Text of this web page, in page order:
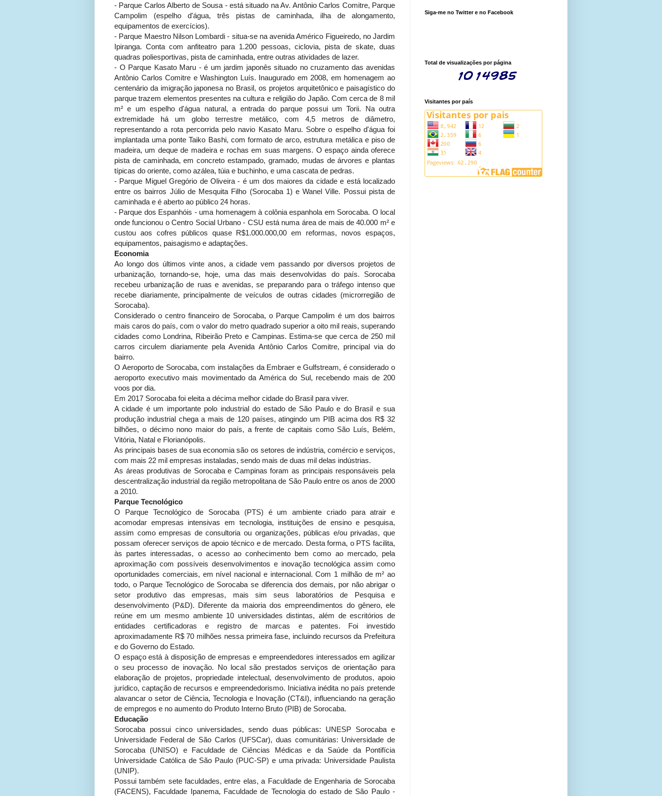
- Parque Carlos Alberto de Sousa - está situado na Av. Antônio Carlos Comitre, Parque
Campolim (espelho d'água, três pistas de caminhada, ilha de alongamento,
equipamentos de exercícios).
- Parque Maestro Nilson Lombardi - situa-se na avenida Américo Figueiredo, no Jardim
Ipiranga. Conta com anfiteatro para 1.200 pessoas, ciclovia, pista de skate, duas
quadras poliesportivas, pista de caminhada, entre outras atividades de lazer.
- O Parque Kasato Maru - é um jardim japonês situado no cruzamento das avenidas
Antônio Carlos Comitre e Washington Luís. Inaugurado em 2008, em homenagem ao
centenário da imigração japonesa no Brasil, os projetos arquitetônico e paisagístico do
parque trazem elementos presentes na cultura e religião do Japão. Com cerca de 8 mil
m² e um espelho d'água natural, a entrada do parque possui um Torii. Na outra
extremidade há um globo terrestre metálico, com 4,5 metros de diâmetro,
representando a rota percorrida pelo navio Kasato Maru. Sobre o espelho d'água foi
implantada uma ponte Taiko Bashi, com formato de arco, estrutura metálica e piso de
madeira, um deque de madeira e rochas em suas margens. O espaço ainda oferece
pista de caminhada, em concreto estampado, gramado, mudas de árvores e plantas
típicas do oriente, como azálea, túia e buchinho, e uma cascata de pedras.
- Parque Miguel Gregório de Oliveira - é um dos maiores da cidade e está localizado
entre os bairros Júlio de Mesquita Filho (Sorocaba 1) e Wanel Ville. Possui pista de
caminhada e é aberto ao público 24 horas.
- Parque dos Espanhóis - uma homenagem à colônia espanhola em Sorocaba. O local
onde funcionou o Centro Social Urbano - CSU está numa área de mais de 40.000 m² e
custou aos cofres públicos quase R$1.000.000,00 em reformas, novos espaços,
equipamentos, paisagismo e adaptações.
Economia
Ao longo dos últimos vinte anos, a cidade vem passando por diversos projetos de
urbanização, tornando-se, hoje, uma das mais desenvolvidas do país. Sorocaba
recebeu urbanização de ruas e avenidas, se preparando para o tráfego intenso que
recebe diariamente, principalmente de veículos de outras cidades (microrregião de
Sorocaba).
Considerado o centro financeiro de Sorocaba, o Parque Campolim é um dos bairros
mais caros do país, com o valor do metro quadrado superior a oito mil reais, superando
cidades como Londrina, Ribeirão Preto e Campinas. Estima-se que cerca de 250 mil
carros circulem diariamente pela Avenida Antônio Carlos Comitre, principal via do
bairro.
O Aeroporto de Sorocaba, com instalações da Embraer e Gulfstream, é considerado o
aeroporto executivo mais movimentado da América do Sul, recebendo mais de 200
voos por dia.
Em 2017 Sorocaba foi eleita a décima melhor cidade do Brasil para viver.
A cidade é um importante polo industrial do estado de São Paulo e do Brasil e sua
produção industrial chega a mais de 120 países, atingindo um PIB acima dos R$ 32
bilhões, o décimo nono maior do país, a frente de capitais como São Luís, Belém,
Vitória, Natal e Florianópolis.
As principais bases de sua economia são os setores de indústria, comércio e serviços,
com mais 22 mil empresas instaladas, sendo mais de duas mil delas indústrias.
As áreas produtivas de Sorocaba e Campinas foram as principais responsáveis pela
descentralização industrial da região metropolitana de São Paulo entre os anos de 2000
a 2010.
Parque Tecnológico
O Parque Tecnológico de Sorocaba (PTS) é um ambiente criado para atrair e
acomodar empresas intensivas em tecnologia, instituições de ensino e pesquisa,
assim como empresas de consultoria ou organizações, públicas e/ou privadas, que
possam oferecer serviços de apoio técnico e de mercado. Desta forma, o PTS facilita,
às partes interessadas, o acesso ao conhecimento bem como ao mercado, pela
aproximação com possíveis desenvolvimentos e inovação tecnológica assim como
oportunidades comerciais, em nível nacional e internacional. Com 1 milhão de m² ao
todo, o Parque Tecnológico de Sorocaba se diferencia dos demais, por não abrigar o
setor produtivo das empresas, mais sim seus laboratórios de Pesquisa e
desenvolvimento (P&D). Diferente da maioria dos empreendimentos do gênero, ele
reúne em um mesmo ambiente 10 universidades distintas, além de escritórios de
entidades certificadoras e registro de marcas e patentes. Foi investido
aproximadamente R$ 70 milhões nessa primeira fase, incluindo recursos da Prefeitura
e do Governo do Estado.
O espaço está à disposição de empresas e empreendedores interessados em agilizar
o seu processo de inovação. No local são prestados serviços de orientação para
elaboração de projetos, propriedade intelectual, desenvolvimento de produtos, apoio
jurídico, captação de recursos e empreendedorismo. Iniciativa inédita no país pretende
alavancar o setor de Ciência, Tecnologia e Inovação (CT&I), influenciando na geração
de empregos e no aumento do Produto Interno Bruto (PIB) de Sorocaba.
Educação
Sorocaba possui cinco universidades, sendo duas públicas: UNESP Sorocaba e
Universidade Federal de São Carlos (UFSCar), duas comunitárias: Universidade de
Sorocaba (UNISO) e Faculdade de Ciências Médicas e da Saúde da Pontifícia
Universidade Católica de São Paulo (PUC-SP) e uma privada: Universidade Paulista
(UNIP).
Possui também sete faculdades, entre elas, a Faculdade de Engenharia de Sorocaba
(FACENS), Faculdade Ipanema, Faculdade de Tecnologia do estado de São Paulo -
Siga-me no Twitter e no Facebook
Total de visualizações por página
Visitantes por país